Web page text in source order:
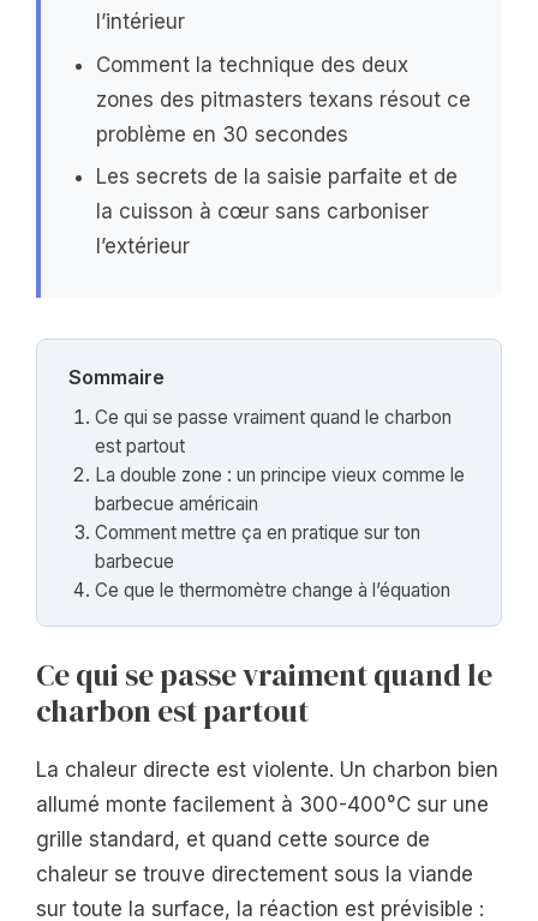
l’intérieur
Comment la technique des deux
zones des pitmasters texans résout ce
problème en 30 secondes
Les secrets de la saisie parfaite et de
la cuisson à cœur sans carboniser
l’extérieur
Sommaire
Ce qui se passe vraiment quand le charbon
est partout
La double zone : un principe vieux comme le
barbecue américain
Comment mettre ça en pratique sur ton
barbecue
Ce que le thermomètre change à l’équation
Ce qui se passe vraiment quand le
charbon est partout
La chaleur directe est violente. Un charbon bien
allumé monte facilement à 300-400°C sur une
grille standard, et quand cette source de
chaleur se trouve directement sous la viande
sur toute la surface, la réaction est prévisible :